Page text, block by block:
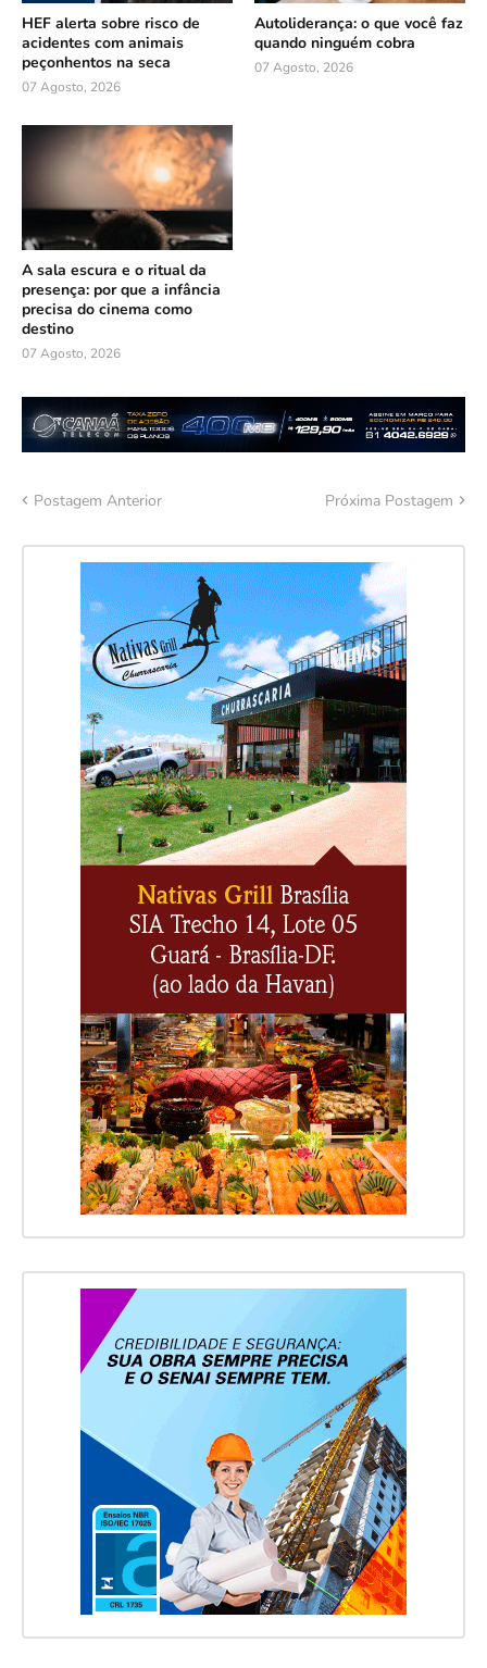
HEF alerta sobre risco de
acidentes com animais
peçonhentos na seca
07 Agosto, 2026
Autoliderança: o que você faz
quando ninguém cobra
07 Agosto, 2026
A sala escura e o ritual da
presença: por que a infância
precisa do cinema como
destino
07 Agosto, 2026
Postagem Anterior Próxima Postagem